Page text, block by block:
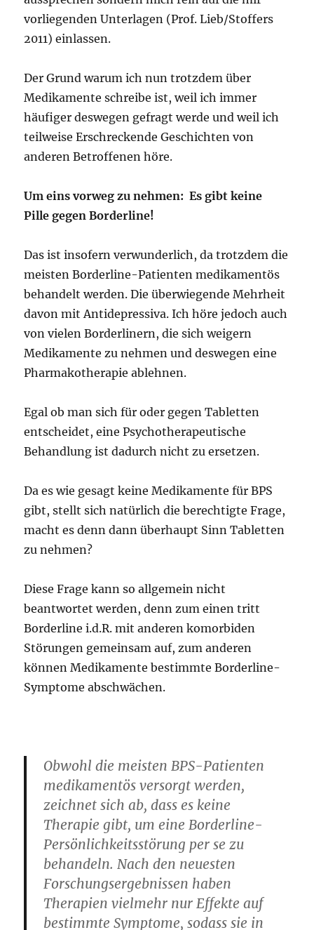
vorliegenden Unterlagen (Prof. Lieb/Stoffers
2011) einlassen.
Der Grund warum ich nun trotzdem über
Medikamente schreibe ist, weil ich immer
häufiger deswegen gefragt werde und weil ich
teilweise Erschreckende Geschichten von
anderen Betroffenen höre.
Um eins vorweg zu nehmen: Es gibt keine
Pille gegen Borderline!
Das ist insofern verwunderlich, da trotzdem die
meisten Borderline-Patienten medikamentös
behandelt werden. Die überwiegende Mehrheit
davon mit Antidepressiva. Ich höre jedoch auch
von vielen Borderlinern, die sich weigern
Medikamente zu nehmen und deswegen eine
Pharmakotherapie ablehnen.
Egal ob man sich für oder gegen Tabletten
entscheidet, eine Psychotherapeutische
Behandlung ist dadurch nicht zu ersetzen.
Da es wie gesagt keine Medikamente für BPS
gibt, stellt sich natürlich die berechtigte Frage,
macht es denn dann überhaupt Sinn Tabletten
zu nehmen?
Diese Frage kann so allgemein nicht
beantwortet werden, denn zum einen tritt
Borderline i.d.R. mit anderen komorbiden
Störungen gemeinsam auf, zum anderen
können Medikamente bestimmte Borderline-
Symptome abschwächen.
Obwohl die meisten BPS-Patienten
medikamentös versorgt werden,
zeichnet sich ab, dass es keine
Therapie gibt, um eine Borderline-
Persönlichkeitsstörung per se zu
behandeln. Nach den neuesten
Forschungsergebnissen haben
Therapien vielmehr nur Effekte auf
bestimmte Symptome, sodass sie in